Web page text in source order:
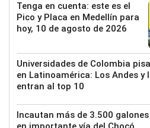
Tenga en cuenta: este es el
Pico y Placa en Medellín para
hoy, 10 de agosto de 2026
Universidades de Colombia
en Latinoamérica: Los Andes y
entran al top 10
Incautan más de 3.500 galones